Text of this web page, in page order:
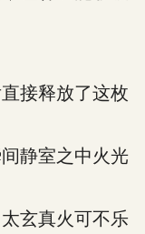
接释放了这枚
静室之中火光
玄真火可不乐